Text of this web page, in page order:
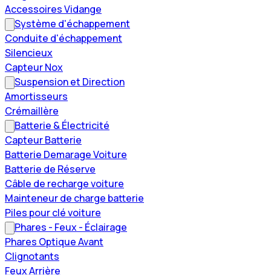
Accessoires Vidange
Système d'échappement
Conduite d'échappement
Silencieux
Capteur Nox
Suspension et Direction
Amortisseurs
Crémaillère
Batterie & Électricité
Capteur Batterie
Batterie Demarage Voiture
Batterie de Réserve
Câble de recharge voiture
Mainteneur de charge batterie
Piles pour clé voiture
Phares - Feux - Éclairage
Phares Optique Avant
Clignotants
Feux Arrière